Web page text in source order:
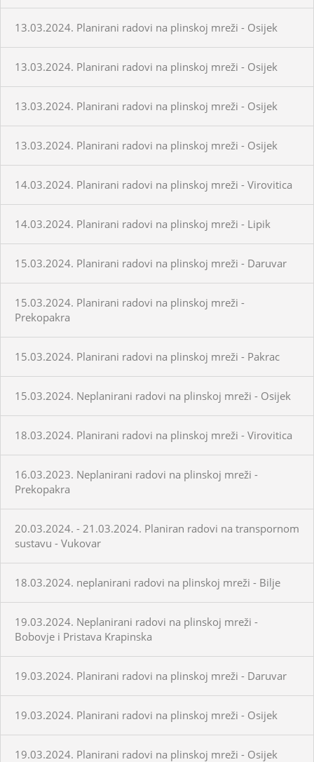
13.03.2024. Planirani radovi na plinskoj mreži - Osijek
13.03.2024. Planirani radovi na plinskoj mreži - Osijek
13.03.2024. Planirani radovi na plinskoj mreži - Osijek
13.03.2024. Planirani radovi na plinskoj mreži - Osijek
14.03.2024. Planirani radovi na plinskoj mreži - Virovitica
14.03.2024. Planirani radovi na plinskoj mreži - Lipik
15.03.2024. Planirani radovi na plinskoj mreži - Daruvar
15.03.2024. Planirani radovi na plinskoj mreži -
Prekopakra
15.03.2024. Planirani radovi na plinskoj mreži - Pakrac
15.03.2024. Neplanirani radovi na plinskoj mreži - Osijek
18.03.2024. Planirani radovi na plinskoj mreži - Virovitica
16.03.2023. Neplanirani radovi na plinskoj mreži -
Prekopakra
20.03.2024. - 21.03.2024. Planiran radovi na transpornom
sustavu - Vukovar
18.03.2024. neplanirani radovi na plinskoj mreži - Bilje
19.03.2024. Neplanirani radovi na plinskoj mreži -
Bobovje i Pristava Krapinska
19.03.2024. Planirani radovi na plinskoj mreži - Daruvar
19.03.2024. Planirani radovi na plinskoj mreži - Osijek
19.03.2024. Planirani radovi na plinskoj mreži - Osijek